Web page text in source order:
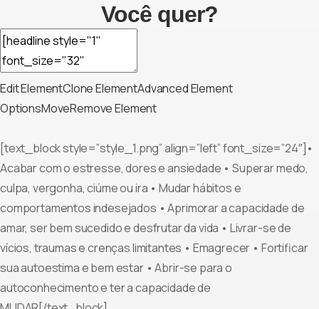
Você quer?
Edit ElementClone ElementAdvanced Element
OptionsMoveRemove Element
[text_block style=”style_1.png” align=”left” font_size=”24″]•
Acabar com o estresse, dores e ansiedade • Superar medo,
culpa, vergonha, ciúme ou ira • Mudar hábitos e
comportamentos indesejados • Aprimorar a capacidade de
amar, ser bem sucedido e desfrutar da vida • Livrar-se de
vícios, traumas e crenças limitantes • Emagrecer • Fortificar
sua autoestima e bem estar • Abrir-se para o
autoconhecimento e ter a capacidade de